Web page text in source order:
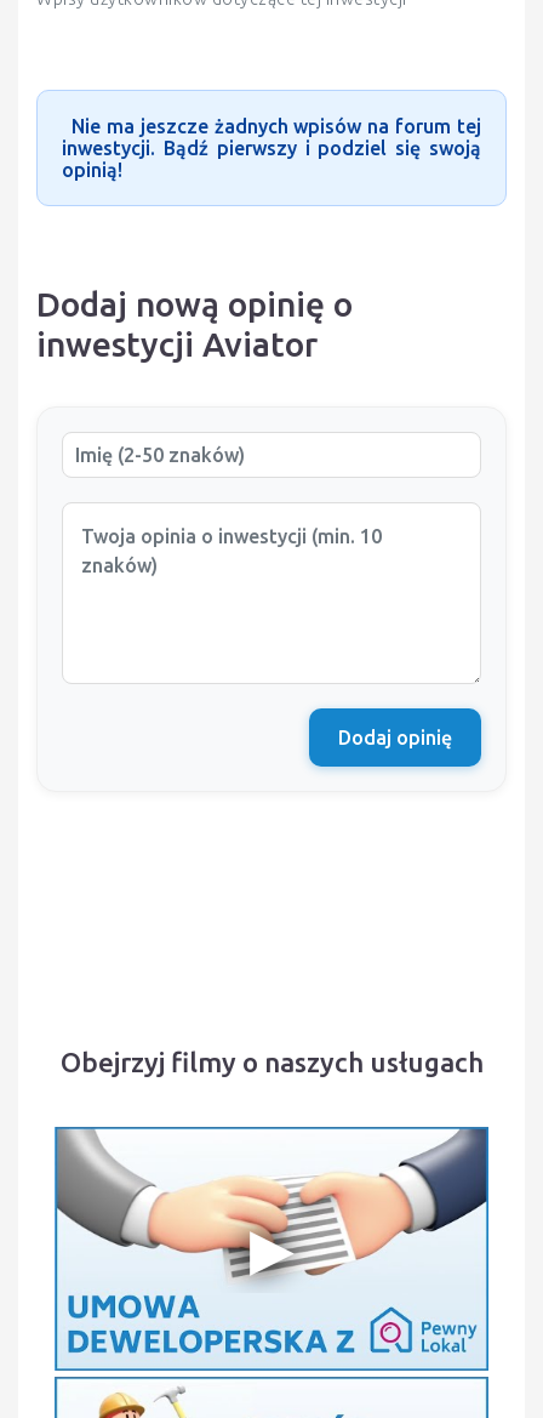
Nie ma jeszcze żadnych wpisów na forum tej
inwestycji. Bądź pierwszy i podziel się swoją
opinią!
Dodaj nową opinię o
inwestycji Aviator
Dodaj opinię
Obejrzyj filmy o naszych usługach